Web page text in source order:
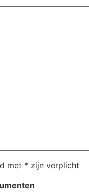
met * zijn verplicht